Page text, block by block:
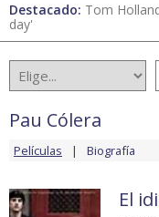
Destacado: Tom
day'
Pau Cólera
Películas Biografía
El